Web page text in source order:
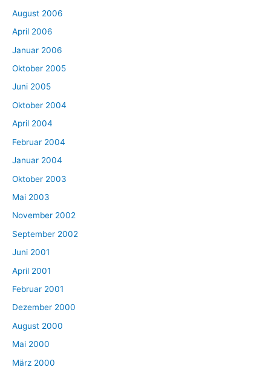
August 2006
April 2006
Januar 2006
Oktober 2005
Juni 2005
Oktober 2004
April 2004
Februar 2004
Januar 2004
Oktober 2003
Mai 2003
November 2002
September 2002
Juni 2001
April 2001
Februar 2001
Dezember 2000
August 2000
Mai 2000
März 2000